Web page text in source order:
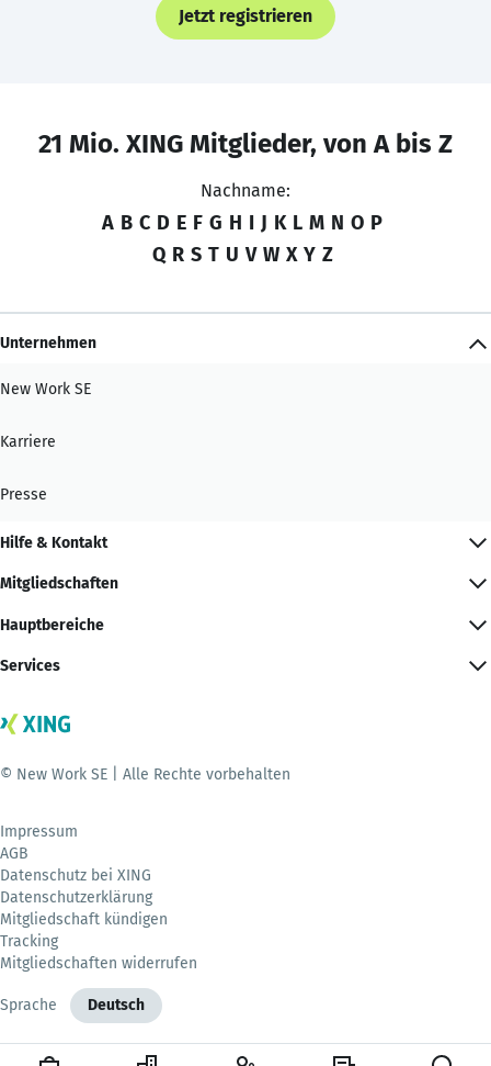
Jetzt registrieren
21 Mio. XING Mitglieder, von A bis Z
Nachname:
A B C D E F G H I J K L M N O P
Q R S T U V W X Y Z
Unternehmen
New Work SE
Karriere
Presse
Hilfe & Kontakt
Mitgliedschaften
Hauptbereiche
Services
© New Work SE | Alle Rechte vorbehalten
Impressum
AGB
Datenschutz bei XING
Datenschutzerklärung
Mitgliedschaft kündigen
Tracking
Mitgliedschaften widerrufen
Sprache Deutsch